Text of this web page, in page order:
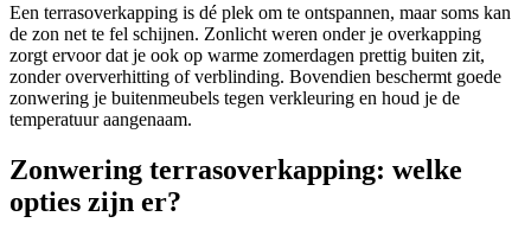
Een terrasoverkapping is dé plek om te ontspannen, maar soms kan
de zon net te fel schijnen. Zonlicht weren onder je overkapping
zorgt ervoor dat je ook op warme zomerdagen prettig buiten zit,
zonder oververhitting of verblinding. Bovendien beschermt goede
zonwering je buitenmeubels tegen verkleuring en houd je de
temperatuur aangenaam.
Zonwering terrasoverkapping: welke
opties zijn er?